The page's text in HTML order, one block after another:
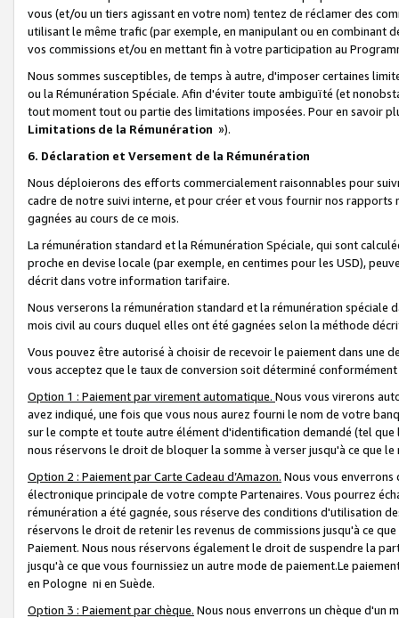
vous (et/ou un tiers agissant en votre nom) tentez de réclamer des
utilisant le même trafic (par exemple, en manipulant ou en combinant
vos commissions et/ou en mettant fin à votre participation au
Nous sommes susceptibles, de temps à autre, d'imposer certaines
ou la Rémunération Spéciale. Afin d'éviter toute ambiguïté (et
tout moment tout ou partie des limitations imposées. Pour en savoir
Limitations de la Rémunération »).
6. Déclaration et Versement de la Rémunération
Nous déploierons des efforts commercialement raisonnables pour
cadre de notre suivi interne, et pour créer et vous fournir nos
gagnées au cours de ce mois.
La rémunération standard et la Rémunération Spéciale, qui sont
proche en devise locale (par exemple, en centimes pour les USD),
décrit dans votre information tarifaire.
Nous verserons la rémunération standard et la rémunération spéciale
mois civil au cours duquel elles ont été gagnées selon la méthode
Vous pouvez être autorisé à choisir de recevoir le paiement dans une
vous acceptez que le taux de conversion soit déterminé
Option 1 : Paiement par virement automatique. Nous vous virerons
avez indiqué, une fois que vous nous aurez fourni le nom de votre
sur le compte et toute autre élément d'identification demandé (tel que
nous réservons le droit de bloquer la somme à verser jusqu'à ce que
Option 2 : Paiement par Carte Cadeau d’Amazon. Nous vous
électronique principale de votre compte Partenaires. Vous pourrez
rémunération a été gagnée, sous réserve des conditions d'utilisation
réservons le droit de retenir les revenus de commissions jusqu'à ce
Paiement. Nous nous réservons également le droit de suspendre la
jusqu'à ce que vous fournissiez un autre mode de paiement.Le
en Pologne ni en Suède.
Option 3 : Paiement par chèque. Nous nous enverrons un chèque d'un